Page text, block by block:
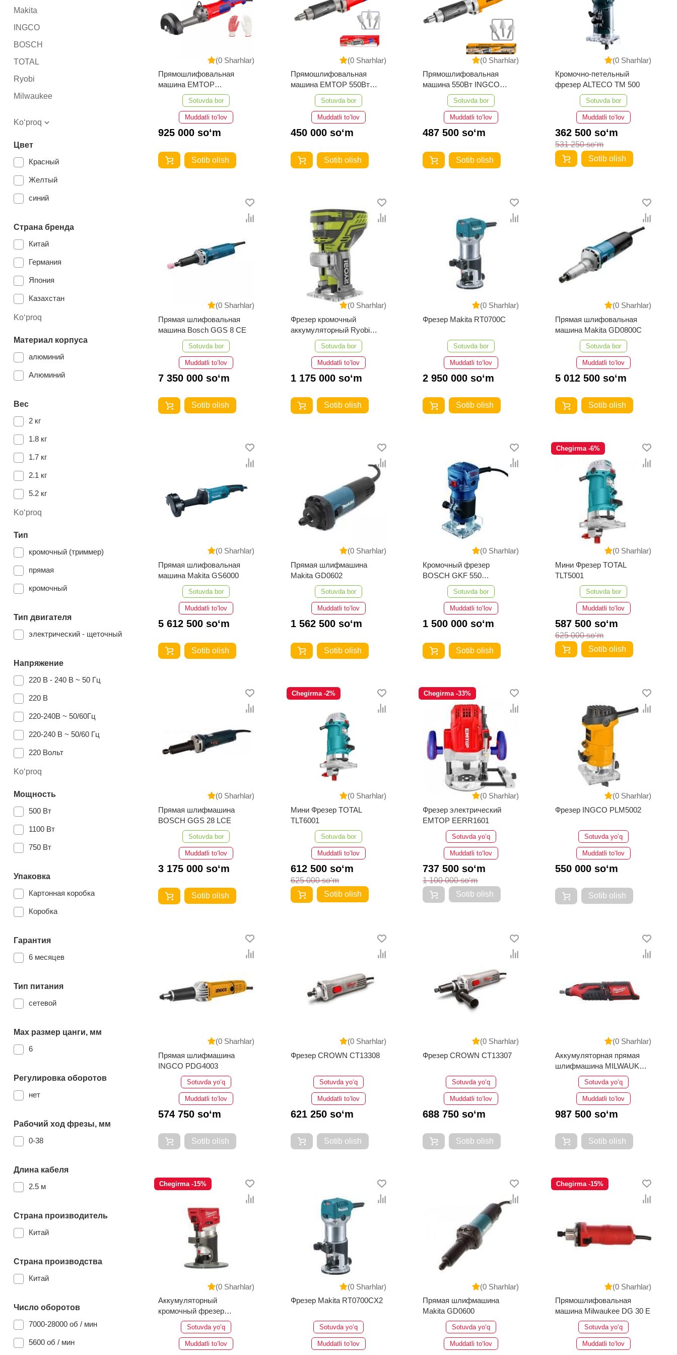
Makita
INGCO
BOSCH
TOTAL
Ryobi
Milwaukee
Ko‘proq
Цвет
Красный
Желтый
синий
Страна бренда
Китай
Германия
Япония
Казахстан
Ko‘proq
Материал корпуса
алюминий
Алюминий
Вес
2 кг
1.8 кг
1.7 кг
2.1 кг
5.2 кг
Ko‘proq
Тип
кромочный (триммер)
прямая
кромочный
Тип двигателя
электрический - щеточный
Напряжение
220 В - 240 В ~ 50 Гц
220 В
220-240В ~ 50/60Гц
220-240 В ~ 50/60 Гц
220 Вольт
Ko‘proq
Мощность
500 Вт
1100 Вт
750 Вт
Упаковка
Картонная коробка
Коробка
Гарантия
6 месяцев
Тип питания
сетевой
Мах размер цанги, мм
6
Регулировка оборотов
нет
Рабочий ход фрезы, мм
0-38
Длина кабеля
2.5 м
Страна производитель
Китай
Страна производства
Китай
Число оборотов
7000-28000 об / мин
5600 об / мин
(0 Sharhlar)
Прямошлифовальная
машина EMTOP
ESTG11001
Sotuvda bor
Muddatli to‘lov
925 000 so‘m
Sotib olish
(0 Sharhlar)
Прямошлифовальная
машина EMTOP 550Вт
EDGD5501
Sotuvda bor
Muddatli to‘lov
450 000 so‘m
Sotib olish
(0 Sharhlar)
Прямошлифовальная
машина 550Вт INGCO
PDG5501
Sotuvda bor
Muddatli to‘lov
487 500 so‘m
Sotib olish
(0 Sharhlar)
Кромочно-петельный
фрезер ALTECO TM 500
Sotuvda bor
Muddatli to‘lov
362 500 so‘m
531 250 so‘m
Sotib olish
(0 Sharhlar)
Прямая шлифовальная
машина Bosch GGS 8 CE
Sotuvda bor
Muddatli to‘lov
7 350 000 so‘m
Sotib olish
(0 Sharhlar)
Фрезер кромочный
аккумуляторный Ryobi
R18TR-0 ONE+ 5133002917
Sotuvda bor
Muddatli to‘lov
1 175 000 so‘m
Sotib olish
(0 Sharhlar)
Фрезер Makita RT0700C
Sotuvda bor
Muddatli to‘lov
2 950 000 so‘m
Sotib olish
(0 Sharhlar)
Прямая шлифовальная
машина Makita GD0800C
Sotuvda bor
Muddatli to‘lov
5 012 500 so‘m
Sotib olish
(0 Sharhlar)
Прямая шлифовальная
машина Makita GS6000
Sotuvda bor
Muddatli to‘lov
5 612 500 so‘m
Sotib olish
(0 Sharhlar)
Прямая шлифмашина
Makita GD0602
Sotuvda bor
Muddatli to‘lov
1 562 500 so‘m
Sotib olish
(0 Sharhlar)
Кромочный фрезер
BOSCH GKF 550
Professional
Sotuvda bor
Muddatli to‘lov
1 500 000 so‘m
Sotib olish
(0 Sharhlar)
Chegirma -6%
Мини Фрезер TOTAL
TLT5001
Sotuvda bor
Muddatli to‘lov
587 500 so‘m
625 000 so‘m
Sotib olish
(0 Sharhlar)
Прямая шлифмашина
BOSCH GGS 28 LCE
Sotuvda bor
Muddatli to‘lov
3 175 000 so‘m
Sotib olish
(0 Sharhlar)
Chegirma -2%
Мини Фрезер TOTAL
TLT6001
Sotuvda bor
Muddatli to‘lov
612 500 so‘m
625 000 so‘m
Sotib olish
(0 Sharhlar)
Chegirma -33%
Фрезер электрический
EMTOP EERR1601
Sotuvda yo‘q
Muddatli to‘lov
737 500 so‘m
1 100 000 so‘m
Sotib olish
(0 Sharhlar)
Фрезер INGCO PLM5002
Sotuvda yo‘q
Muddatli to‘lov
550 000 so‘m
Sotib olish
(0 Sharhlar)
Прямая шлифмашина
INGCO PDG4003
Sotuvda yo‘q
Muddatli to‘lov
574 750 so‘m
Sotib olish
(0 Sharhlar)
Фрезер CROWN CT13308
Sotuvda yo‘q
Muddatli to‘lov
621 250 so‘m
Sotib olish
(0 Sharhlar)
Фрезер CROWN CT13307
Sotuvda yo‘q
Muddatli to‘lov
688 750 so‘m
Sotib olish
(0 Sharhlar)
Аккумуляторная прямая
шлифмашина MILWAUKEE
C12 RT-0 4933427183
Sotuvda yo‘q
Muddatli to‘lov
987 500 so‘m
Sotib olish
(0 Sharhlar)
Chegirma -15%
Аккумуляторный
кромочный фрезер
Milwaukee M18FTR-0X
Sotuvda yo‘q
Muddatli to‘lov
(0 Sharhlar)
Фрезер Makita RT0700CX2
Sotuvda yo‘q
Muddatli to‘lov
(0 Sharhlar)
Прямая шлифмашина
Makita GD0600
Sotuvda yo‘q
Muddatli to‘lov
(0 Sharhlar)
Chegirma -15%
Прямошлифовальная
машина Milwaukee DG 30 E
Sotuvda yo‘q
Muddatli to‘lov